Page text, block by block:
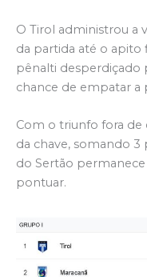
O Tirol administrou a
da partida até o apito
pênalti desperdiçado
chance de empatar a
Com o triunfo fora de
da chave, somando
do Sertão
pontuar.